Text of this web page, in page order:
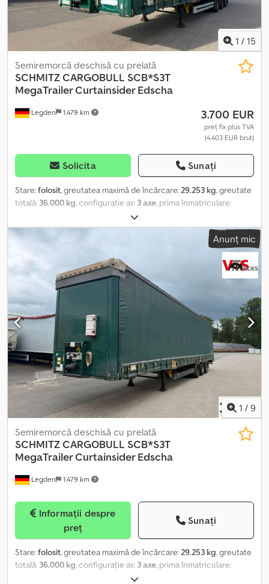
1 / 15
Legden 1.479 km
Semiremorcă deschisă cu prelată
SCHMITZ CARGOBULL SCB*S3T
MegaTrailer Curtainsider Edscha
3.700 EUR
preț fix plus TVA
(4.403 EUR brut)
Solicita Sunați
Stare:folosit, greutatea maximă de încărcare: 29.253 kg, greutate
totală: 36.000 kg , configurație ax: 3 axe , prima înmatriculare:
, lungimea spațiului de încărcare:
spațiului de încărcare:2.480 mm, înălțime spațiu de încărcare:
3.000 mm
, * Prelată glisantă Edscha * Prelată de
fixare glisantă, protejată împotriva furtului pe ambele părți * Pană
de sprijin * Cutie de depozitare * CodeXL * Sistem EBS-E Wabco
pentru remorcă * Suspensie pneumatică * Axa Schmitz cu frână
cu disc Credpszrrixsfx Angof ----Număr intern de identificare
vehicul: 12289 Ne asumăm dreptul de a corecta eventualele erori
și de a vinde vehiculul înainte de data specificată.
Anunț mic
1 / 9
Legden 1.479 km
Semiremorcă deschisă cu prelată
SCHMITZ CARGOBULL SCB*S3T
MegaTrailer Curtainsider Edscha
preț
Sunați
Stare:folosit, greutatea maximă de încărcare:29.253 kg, greutate
totală: 36.000 kg, configurație ax: 3 axe, prima înmatriculare:
, lungimea spațiului de încărcare: